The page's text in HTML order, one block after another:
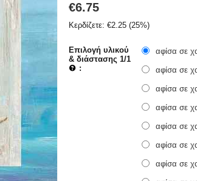
€6.75
Κερδίζετε: €2.25 (25%)
Επιλογή υλικού
& διάστασης 1/1
:
αφίσα σε
αφίσα σε
αφίσα σε
αφίσα σε
αφίσα σε
αφίσα σε
αφίσα σε